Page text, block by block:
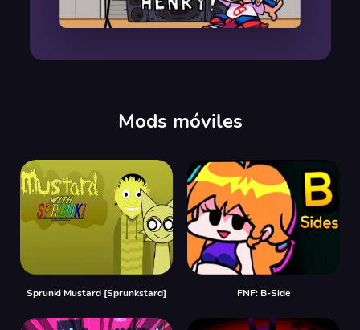
Mods móviles
Sprunki Mustard [Sprunkstard] FNF: B-Side